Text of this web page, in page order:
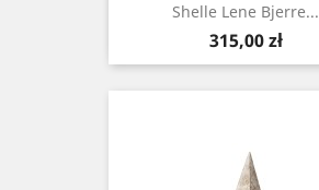
Shelle Lene Bjerre...
Cena
315,00 zł